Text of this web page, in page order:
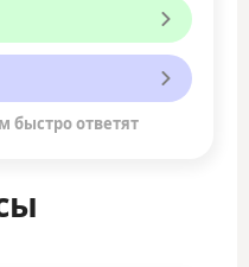
быстро ответят